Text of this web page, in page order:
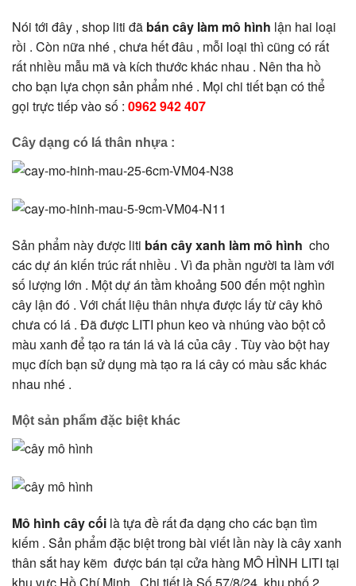
Nói tới đây , shop liti đã bán cây làm mô hình lận hai loại
rồi . Còn nữa nhé , chưa hết đâu , mỗi loại thì cũng có rất
rất nhiều mẫu mã và kích thước khác nhau . Nên tha hồ
cho bạn lựa chọn sản phẩm nhé . Mọi chi tiết bạn có thể
gọi trực tiếp vào số : 0962 942 407
Cây dạng có lá thân nhựa :
Sản phẩm này được liti bán cây xanh làm mô hình cho
các dự án kiến trúc rất nhiều . Vì đa phần người ta làm với
số lượng lớn . Một dự án tầm khoảng 500 đến một nghìn
cây lận đó . Với chất liệu thân nhựa được lấy từ cây khô
chưa có lá . Đã được LITI phun keo và nhúng vào bột cỏ
màu xanh để tạo ra tán lá và lá của cây . Tùy vào bột hay
mục đích bạn sử dụng mà tạo ra lá cây có màu sắc khác
nhau nhé .
Một sản phẩm đặc biệt khác
Mô hình cây cối là tựa đề rất đa dạng cho các bạn tìm
kiếm . Sản phẩm đặc biệt trong bài viết lần này là cây xanh
thân sắt hay kẽm được bán tại cửa hàng MÔ HÌNH LITI tại
khu vực Hồ Chí Minh . Chi tiết là Số 57/8/24, khu phố 2,